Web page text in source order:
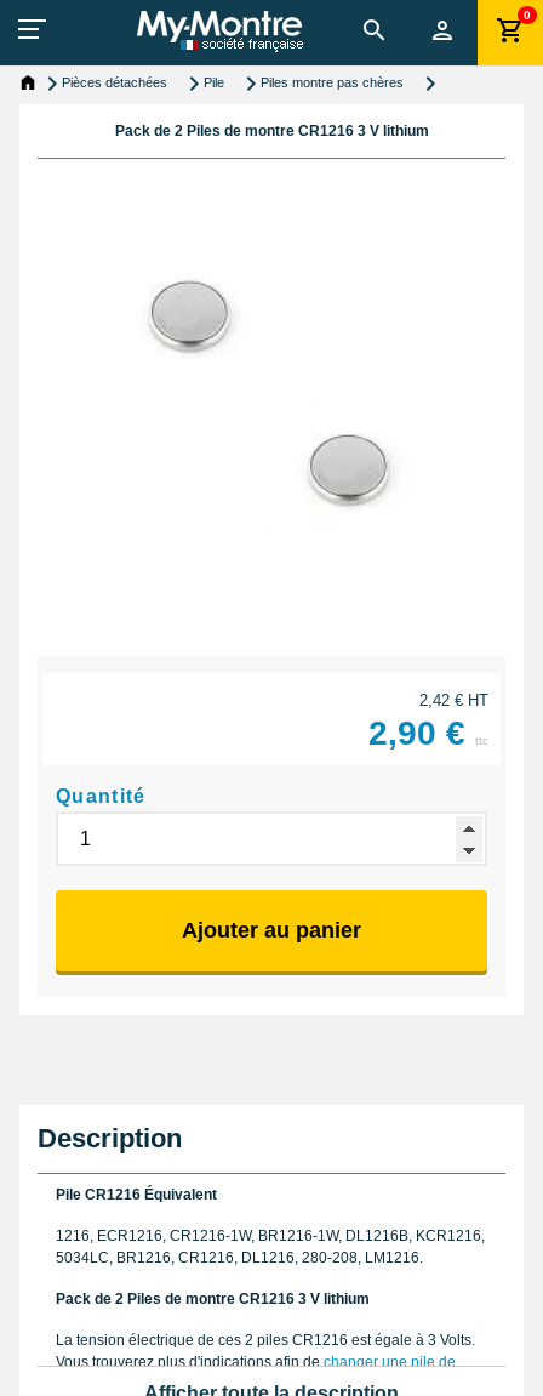
0
Pièces détachées Pile Piles montre pas chères
Pack de 2 Piles de montre CR1216 3 V lithium
2,42 € HT
2,90 € ttc
Quantité
Ajouter au panier
Description
Pile CR1216 Équivalent
1216, ECR1216, CR1216-1W, BR1216-1W, DL1216B, KCR1216,
5034LC, BR1216, CR1216, DL1216, 280-208, LM1216.
Pack de 2 Piles de montre CR1216 3 V lithium
La tension électrique de ces 2 piles CR1216 est égale à 3 Volts.
Vous trouverez plus d'indications afin dechanger une pile de
à fond vissé ou à fond clipsé à la page relative. Elles